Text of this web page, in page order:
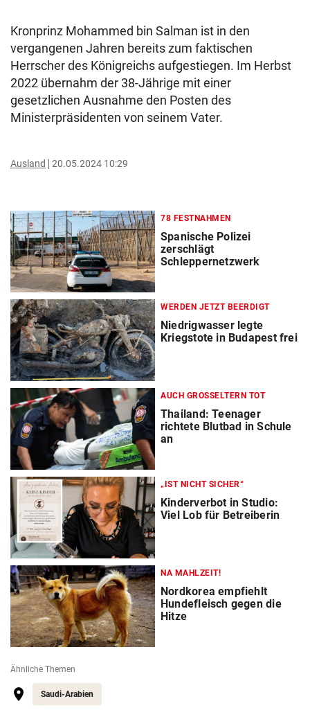
Kronprinz Mohammed bin Salman ist in den
vergangenen Jahren bereits zum faktischen
Herrscher des Königreichs aufgestiegen. Im Herbst
2022 übernahm der 38-Jährige mit einer
gesetzlichen Ausnahme den Posten des
Ministerpräsidenten von seinem Vater.
Ausland 20.05.2024 10:29
78 FESTNAHMEN
Spanische Polizei
zerschlägt
Schleppernetzwerk
WERDEN JETZT BEERDIGT
Niedrigwasser legte
Kriegstote in Budapest frei
AUCH GROSSELTERN TOT
Thailand: Teenager
richtete Blutbad in Schule
an
„IST NICHT SICHER“
Kinderverbot in Studio:
Viel Lob für Betreiberin
NA MAHLZEIT!
Nordkorea empfiehlt
Hundefleisch gegen die
Hitze
Ähnliche Themen
Saudi-Arabien